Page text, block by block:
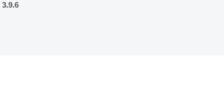
3.9.6